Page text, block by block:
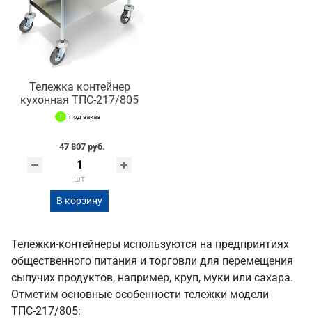
Тележка контейнер
кухонная ТПС-217/805
под заказ
47 807 руб.
шт
В корзину
Тележки-контейнеры используются на предприятиях
общественного питания и торговли для перемещения
сыпучих продуктов, например, круп, муки или сахара.
Отметим основные особенности тележки модели
ТПС-217/805: